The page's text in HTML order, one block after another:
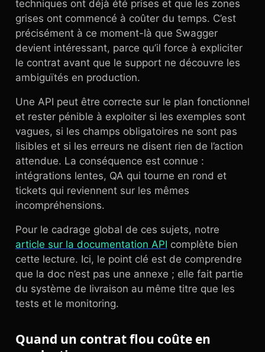
techniques ont déjà été prises et que les zones
grises ont commencé à coûter du temps. C’est
précisément à ce moment-là que Swagger
devient intéressant, parce qu’il force à expliciter
le contrat avant que le support ne découvre les
ambiguïtés en production.
Une API peut être correcte sur le plan fonctionnel
et rester pénible à exploiter si les exemples sont
vagues, si les champs obligatoires ne sont pas
lisibles et si les erreurs ne disent rien de l’action
attendue. La conséquence est connue :
intégrations lentes, QA qui tourne en rond et
tickets qui reviennent sur les mêmes
incompréhensions.
Pour le cadrage global de ces sujets, notre
article sur la documentation API complète bien
cette lecture. Ici, le point clé est de comprendre
que la doc n’est pas une annexe ; elle fait partie
du système de livraison au même titre que les
tests et le monitoring.
Quand un contrat flou coûte en